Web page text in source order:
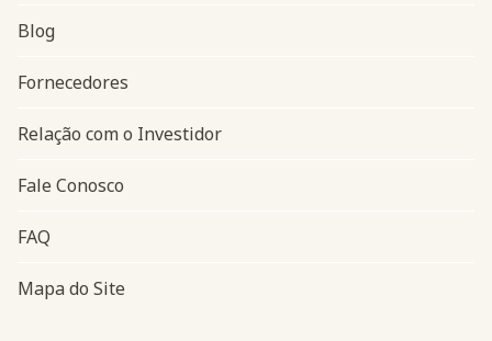
Navegação do rodapé
Blog
Fornecedores
Relação com o Investidor
Fale Conosco
FAQ
Mapa do Site